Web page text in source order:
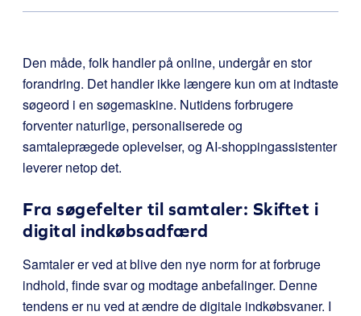
Den måde, folk handler på online, undergår en stor
forandring. Det handler ikke længere kun om at indtaste
søgeord i en søgemaskine. Nutidens forbrugere
forventer naturlige, personaliserede og
samtaleprægede oplevelser, og AI-shoppingassistenter
leverer netop det.
Fra søgefelter til samtaler: Skiftet i
digital indkøbsadfærd
Samtaler er ved at blive den nye norm for at forbruge
indhold, finde svar og modtage anbefalinger. Denne
tendens er nu ved at ændre de digitale indkøbsvaner. I